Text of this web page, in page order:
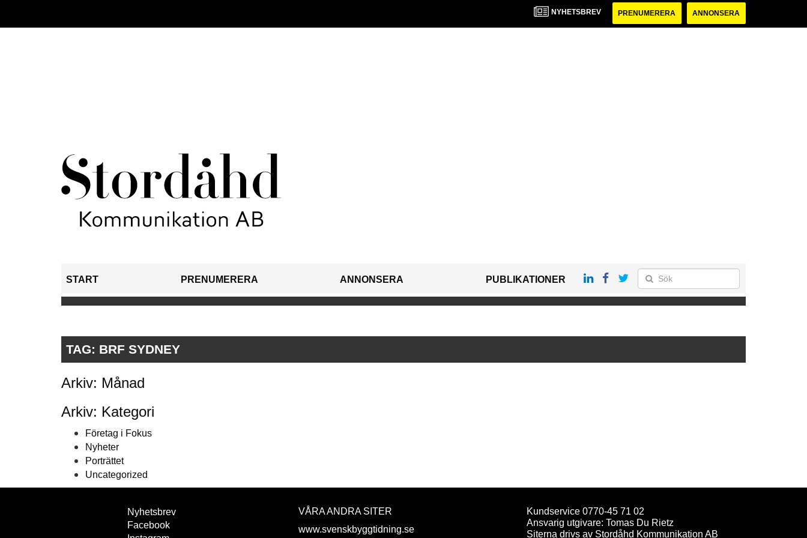
NYHETSBREV PRENUMERERA ANNONSERA
START PRENUMERERA ANNONSERA PUBLIKATIONER
TAG: BRF SYDNEY
Arkiv: Månad
Arkiv: Kategori
Företag i Fokus
Nyheter
Porträttet
Uncategorized
Nyhetsbrev
Facebook
VÅRA ANDRA SITER
www.svenskbyggtidning.se
Kundservice 0770-45 71 02
Ansvarig utgivare: Tomas Du Rietz
Siterna drivs av Stordåhd Kommunikation AB